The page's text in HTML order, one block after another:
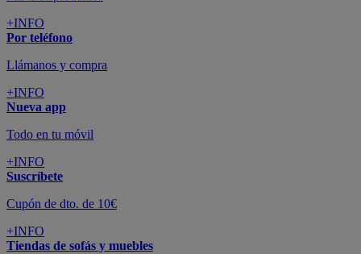
+INFO
Por teléfono
Llámanos y compra
+INFO
Nueva app
Todo en tu móvil
+INFO
Suscríbete
Cupón de dto. de 10€
+INFO
Tiendas de sofás y muebles